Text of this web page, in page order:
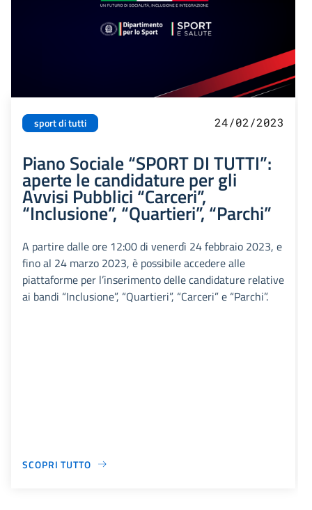
sport di tutti 24/02/2023
Piano Sociale “SPORT DI TUTTI”:
aperte le candidature per gli
Avvisi Pubblici “Carceri”,
“Inclusione”, “Quartieri”, “Parchi”
A partire dalle ore 12:00 di venerdì 24 febbraio 2023, e
fino al 24 marzo 2023, è possibile accedere alle
piattaforme per l’inserimento delle candidature relative
ai bandi “Inclusione”, “Quartieri”, “Carceri” e “Parchi”.
SCOPRI TUTTO